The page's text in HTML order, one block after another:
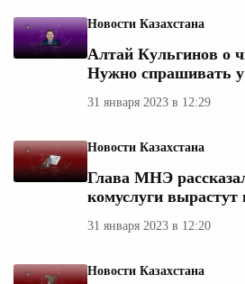
Новости Казахстана
Алтай Кульгинов о
Нужно спрашивать у
31 января 2023 в 12:29
Новости Казахстана
Глава МНЭ
комуслуги вырастут
31 января 2023 в 12:20
Новости Казахстана